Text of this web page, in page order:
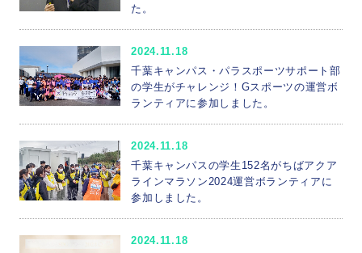
た。
2024.11.18
千葉キャンパス・パラスポーツサポート部
の学生がチャレンジ！Gスポーツの運営ボ
ランティアに参加しました。
2024.11.18
千葉キャンパスの学生152名がちばアクア
ラインマラソン2024運営ボランティアに
参加しました。
2024.11.18